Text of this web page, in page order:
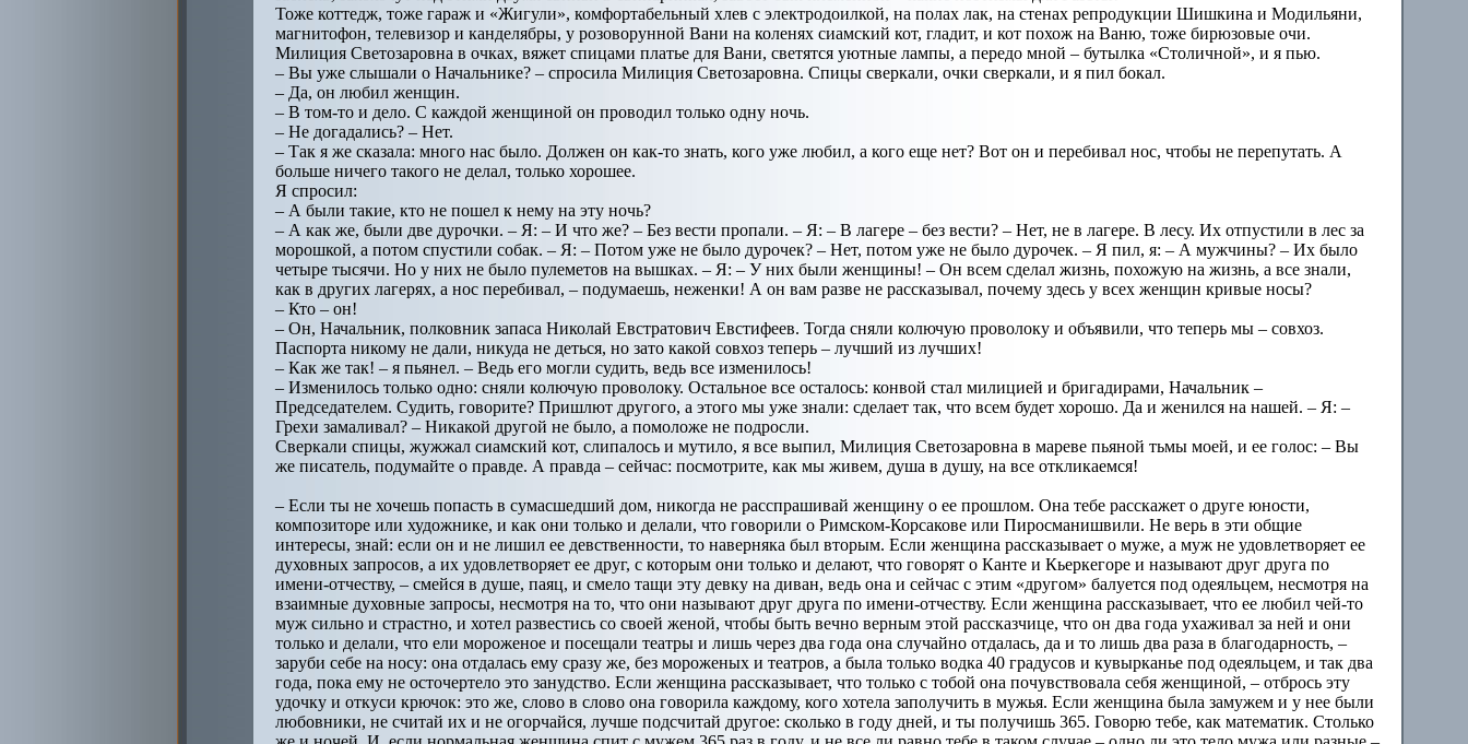
Тоже коттедж, тоже гараж и «Жигули», комфортабельный хлев с электродоилкой, на полах лак, на стенах репродукции Шишкина и Модильяни,
магнитофон, телевизор и канделябры, у розоворунной Вани на коленях сиамский кот, гладит, и кот похож на Ваню, тоже бирюзовые очи.
Милиция Светозаровна в очках, вяжет спицами платье для Вани, светятся уютные лампы, а передо мной – бутылка «Столичной», и я пью.
– Вы уже слышали о Начальнике? – спросила Милиция Светозаровна. Спицы сверкали, очки сверкали, и я пил бокал.
– Да, он любил женщин.
– В том-то и дело. С каждой женщиной он проводил только одну ночь.
– Не догадались? – Нет.
– Так я же сказала: много нас было. Должен он как-то знать, кого уже любил, а кого еще нет? Вот он и перебивал нос, чтобы не перепутать. А
больше ничего такого не делал, только хорошее.
Я спросил:
– А были такие, кто не пошел к нему на эту ночь?
– А как же, были две дурочки. – Я: – И что же? – Без вести пропали. – Я: – В лагере – без вести? – Нет, не в лагере. В лесу. Их отпустили в лес за
морошкой, а потом спустили собак. – Я: – Потом уже не было дурочек? – Нет, потом уже не было дурочек. – Я пил, я: – А мужчины? – Их было
четыре тысячи. Но у них не было пулеметов на вышках. – Я: – У них были женщины! – Он всем сделал жизнь, похожую на жизнь, а все знали,
как в других лагерях, а нос перебивал, – подумаешь, неженки! А он вам разве не рассказывал, почему здесь у всех женщин кривые носы?
– Кто – он!
– Он, Начальник, полковник запаса Николай Евстратович Евстифеев. Тогда сняли колючую проволоку и объявили, что теперь мы – совхоз.
Паспорта никому не дали, никуда не деться, но зато какой совхоз теперь – лучший из лучших!
– Как же так! – я пьянел. – Ведь его могли судить, ведь все изменилось!
– Изменилось только одно: сняли колючую проволоку. Остальное все осталось: конвой стал милицией и бригадирами, Начальник –
Председателем. Судить, говорите? Пришлют другого, а этого мы уже знали: сделает так, что всем будет хорошо. Да и женился на нашей. – Я: –
Грехи замаливал? – Никакой другой не было, а помоложе не подросли.
Сверкали спицы, жужжал сиамский кот, слипалось и мутило, я все выпил, Милиция Светозаровна в мареве пьяной тьмы моей, и ее голос: – Вы
же писатель, подумайте о правде. А правда – сейчас: посмотрите, как мы живем, душа в душу, на все откликаемся!
– Если ты не хочешь попасть в сумасшедший дом, никогда не расспрашивай женщину о ее прошлом. Она тебе расскажет о друге юности,
композиторе или художнике, и как они только и делали, что говорили о Римском-Корсакове или Пиросманишвили. Не верь в эти общие
интересы, знай: если он и не лишил ее девственности, то наверняка был вторым. Если женщина рассказывает о муже, а муж не удовлетворяет ее
духовных запросов, а их удовлетворяет ее друг, с которым они только и делают, что говорят о Канте и Кьеркегоре и называют друг друга по
имени-отчеству, – смейся в душе, паяц, и смело тащи эту девку на диван, ведь она и сейчас с этим «другом» балуется под одеяльцем, несмотря на
взаимные духовные запросы, несмотря на то, что они называют друг друга по имени-отчеству. Если женщина рассказывает, что ее любил чей-то
муж сильно и страстно, и хотел развестись со своей женой, чтобы быть вечно верным этой рассказчице, что он два года ухаживал за ней и они
только и делали, что ели мороженое и посещали театры и лишь через два года она случайно отдалась, да и то лишь два раза в благодарность, –
заруби себе на носу: она отдалась ему сразу же, без мороженых и театров, а была только водка 40 градусов и кувырканье под одеяльцем, и так два
года, пока ему не осточертело это занудство. Если женщина рассказывает, что только с тобой она почувствовала себя женщиной, – отбрось эту
удочку и откуси крючок: это же, слово в слово она говорила каждому, кого хотела заполучить в мужья. Если женщина была замужем и у нее были
любовники, не считай их и не огорчайся, лучше подсчитай другое: сколько в году дней, и ты получишь 365. Говорю тебе, как математик. Столько